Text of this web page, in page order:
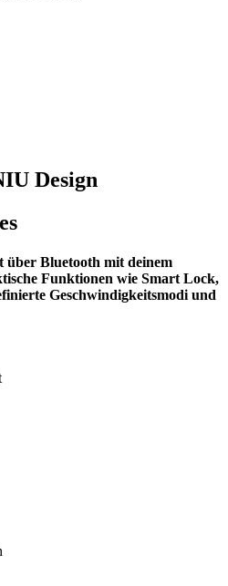
Design
über Bluetooth mit deinem
Funktionen wie Smart Lock,
Geschwindigkeitsmodi und